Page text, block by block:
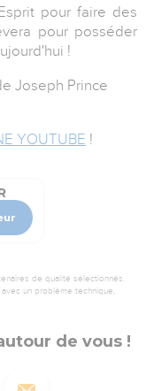
pour faire des
pour posséder
!
Joseph Prince
YOUTUBE !
de qualité sélectionnés.
un problème technique,
de vous !